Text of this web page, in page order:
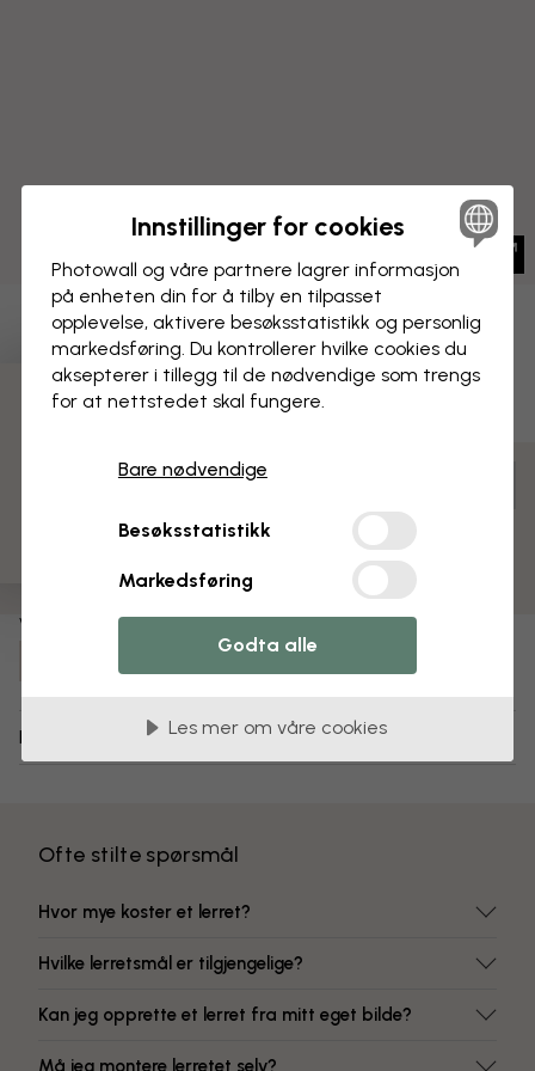
Folk som kosar seg på
LERRETSBILDE Lagre
Tilpass og bestill
Ferdig montert og klar til oppheng
Fargeekte farger
Varenummer:
Levering og retur
Ofte stilte spørsmål
Hvor mye koster et lerret?
Hvilke lerretsmål er tilgjengelige?
Kan jeg opprette et lerret fra mitt eget bilde?
Må jeg montere lerretet selv?
Innstillinger for cookies
Photowall og våre partnere lagrer informasjon
på enheten din for å tilby en tilpasset
opplevelse, aktivere besøks­statistikk og personlig
markedsføring. Du kontrollerer hvilke cookies du
aksepterer i tillegg til de nødvendige som trengs
for at nettstedet skal fungere.
Bare nødvendige
Besøksstatistikk
Markedsføring
Godta alle
Les mer om våre cookies